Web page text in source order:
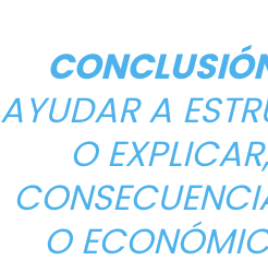
AYUDAR A
O
O